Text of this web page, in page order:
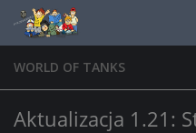
Skip to content
WORLD OF TANKS
Aktualizacja 1.21: